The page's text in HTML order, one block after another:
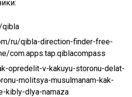
qibla
ru/qibla-direction-finder-free-
com.apps.tap.qiblacompass
opredelit-v-kakuyu-storonu-delat-
molitsya-musulmanam-kak-
kibly-dlya-namaza